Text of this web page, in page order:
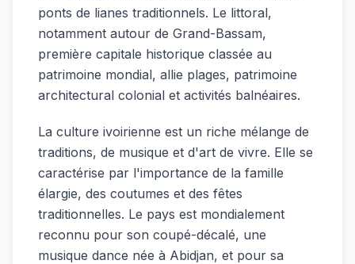
ponts de lianes traditionnels. Le littoral,
notamment autour de Grand-Bassam,
première capitale historique classée au
patrimoine mondial, allie plages, patrimoine
architectural colonial et activités balnéaires.
La culture ivoirienne est un riche mélange de
traditions, de musique et d'art de vivre. Elle se
caractérise par l'importance de la famille
élargie, des coutumes et des fêtes
traditionnelles. Le pays est mondialement
reconnu pour son coupé-décalé, une
musique dance née à Abidjan, et pour sa